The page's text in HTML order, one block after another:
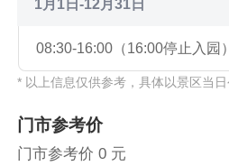
1月1日-12月31日
08:30-16:00（16:00停止入园）
* 以上信息仅供参考，具体以景区当
门市参考价
门市参考价 0 元